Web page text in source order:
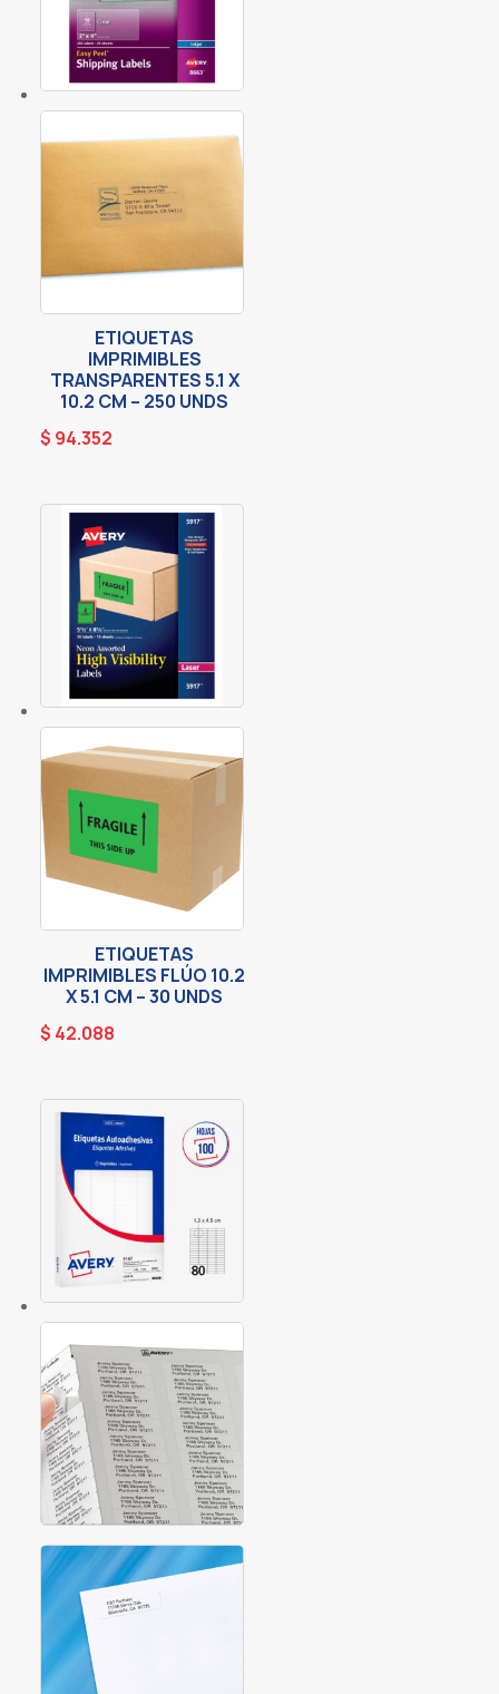
ETIQUETAS
IMPRIMIBLES
TRANSPARENTES 5.1 X
10.2 CM – 250 UNDS
$ 94.352
ETIQUETAS
IMPRIMIBLES FLÚO 10.2
X 5.1 CM – 30 UNDS
$ 42.088